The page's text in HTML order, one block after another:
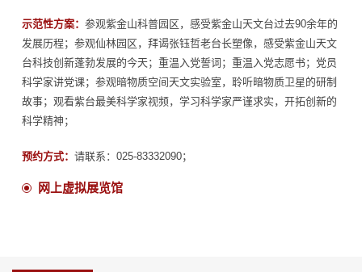
示范性方案： 参观紫金山科普园区，感受紫金山天文台过去90余年的
发展历程；参观仙林园区，拜谒张钰哲老台长塑像，感受紫金山天文
台科技创新蓬勃发展的今天；重温入党誓词；重温入党志愿书；党员
科学家讲党课；参观暗物质空间天文实验室，聆听暗物质卫星的研制
故事；观看紫台最美科学家视频，学习科学家严谨求实，开拓创新的
科学精神；
预约方式： 请联系：025-83332090；
网上虚拟展览馆